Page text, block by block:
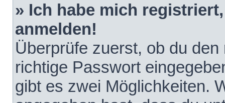
» Ich habe mich
anmelden!
Überprüfe zuerst, ob du
richtige Passwort
gibt es zwei Möglichkeiten.